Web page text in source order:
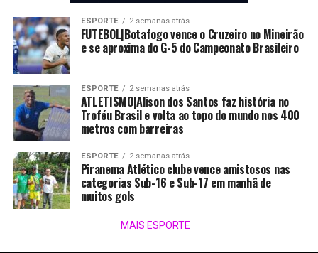
ESPORTE 2 semanas atrás
FUTEBOL|Botafogo vence o Cruzeiro no Mineirão
e se aproxima do G-5 do Campeonato Brasileiro
ESPORTE 2 semanas atrás
ATLETISMO|Alison dos Santos faz história no
Troféu Brasil e volta ao topo do mundo nos 400
metros com barreiras
ESPORTE 2 semanas atrás
Piranema Atlético clube vence amistosos nas
categorias Sub-16 e Sub-17 em manhã de
muitos gols
MAIS ESPORTE